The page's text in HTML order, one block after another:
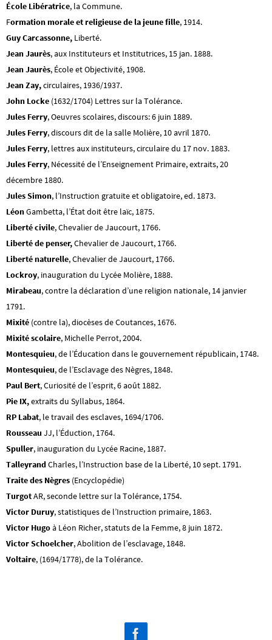
École Libératrice, la Commune.
Formation morale et religieuse de la jeune fille, 1914.
Guy Carcassonne, Liberté.
Jean Jaurès, aux Instituteurs et Institutrices, 15 jan. 1888.
Jean Jaurès, École et Objectivité, 1908.
Jean Zay,circulaires, 1936/1937.
John Locke (1632/1704) Lettres sur la Tolérance.
Jules Ferry, Oeuvres scolaires, discours: 6 juin 1889.
Jules Ferry, discours dit de la salle Molière, 10 avril 1870.
Jules Ferry, lettres aux instituteurs, circulaire du 17 nov. 1883.
Jules Ferry, Nécessité de l’Enseignement Primaire, extraits, 20
décembre 1880.
JulesSimon, l’Instruction gratuite et obligatoire, ed. 1873.
LéonGambetta, l’État doit être laïc, 1875.
Liberté civile, Chevalier de Jaucourt, 1766.
Liberté de penser,Chevalier de Jaucourt, 1766.
Liberté naturelle, Chevalier de Jaucourt, 1766.
Lockroy, inauguration du Lycée Molière, 1888.
Mirabeau, contre la déclaration d’une religion nationale, 14 janvier
1791.
Mixité (contre la), diocèses de Coutances, 1676.
Mixité scolaire, Michelle Perrot, 2004.
Montesquieu, de l’Éducation dans le gouvernement républicain, 1748.
Montesquieu, de l’Esclavage des Nègres, 1848.
Paul Bert, Curiosité de l’esprit, 6 août 1882.
Pie IX,extraits du Syllabus, 1864.
RP Labat, le travail des esclaves, 1694/1706.
Rousseau JJ, l’Éduction, 1764.
Spuller, inauguration du Lycée Racine, 1887.
TalleyrandCharles, l’Instruction base de la Liberté, 10 sept. 1791.
Traite des Nègres (Encyclopédie)
TurgotAR, seconde lettre sur la Tolérance, 1754.
Victor Duruy, statistiques de l’Instruction primaire, 1863.
Victor Hugoà Léon Richer, statuts de la Femme, 8 juin 1872.
Victor Schoelcher, Abolition de l’esclavage, 1848.
Voltaire, (1694/1778), de la Tolérance.